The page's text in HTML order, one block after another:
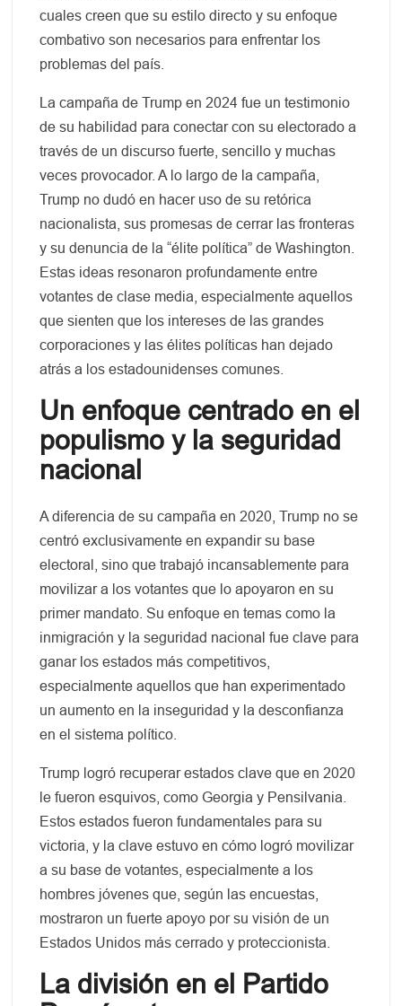
cuales creen que su estilo directo y su enfoque
combativo son necesarios para enfrentar los
problemas del país.
La campaña de Trump en 2024 fue un testimonio
de su habilidad para conectar con su electorado a
través de un discurso fuerte, sencillo y muchas
veces provocador. A lo largo de la campaña,
Trump no dudó en hacer uso de su retórica
nacionalista, sus promesas de cerrar las fronteras
y su denuncia de la “élite política” de Washington.
Estas ideas resonaron profundamente entre
votantes de clase media, especialmente aquellos
que sienten que los intereses de las grandes
corporaciones y las élites políticas han dejado
atrás a los estadounidenses comunes.
Un enfoque centrado en el
populismo y la seguridad
nacional
A diferencia de su campaña en 2020, Trump no se
centró exclusivamente en expandir su base
electoral, sino que trabajó incansablemente para
movilizar a los votantes que lo apoyaron en su
primer mandato. Su enfoque en temas como la
inmigración y la seguridad nacional fue clave para
ganar los estados más competitivos,
especialmente aquellos que han experimentado
un aumento en la inseguridad y la desconfianza
en el sistema político.
Trump logró recuperar estados clave que en 2020
le fueron esquivos, como Georgia y Pensilvania.
Estos estados fueron fundamentales para su
victoria, y la clave estuvo en cómo logró movilizar
a su base de votantes, especialmente a los
hombres jóvenes que, según las encuestas,
mostraron un fuerte apoyo por su visión de un
Estados Unidos más cerrado y proteccionista.
La división en el Partido